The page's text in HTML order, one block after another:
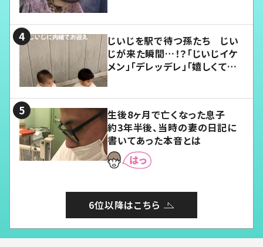
じいじを駅で待つ孫たち じい
じが来た瞬間…！？「じいじイケ
メン」「デレッデレ」「嬉しくて可
生後8ヶ月で亡くなった息子
約3年半後、当時の妻の日記に
書いてあった本音とは
6位以降はこちら